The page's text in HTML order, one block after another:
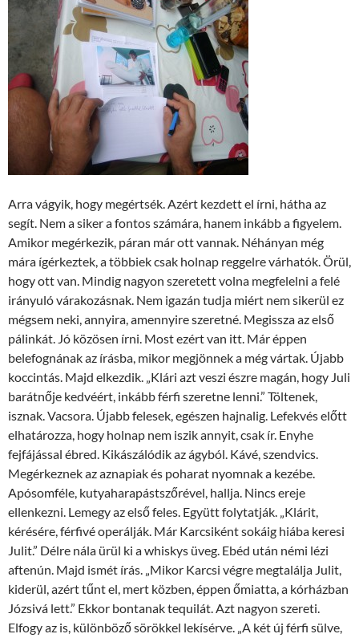
Arra vágyik, hogy megértsék. Azért kezdett el írni, hátha az
segít. Nem a siker a fontos számára, hanem inkább a figyelem.
Amikor megérkezik, páran már ott vannak. Néhányan még
mára ígérkeztek, a többiek csak holnap reggelre várhatók. Örül,
hogy ott van. Mindig nagyon szeretett volna megfelelni a felé
irányuló várakozásnak. Nem igazán tudja miért nem sikerül ez
mégsem neki, annyira, amennyire szeretné. Megissza az első
pálinkát. Jó közösen írni. Most ezért van itt. Már éppen
belefognának az írásba, mikor megjönnek a még vártak. Újabb
koccintás. Majd elkezdik. „Klári azt veszi észre magán, hogy Juli
barátnője kedvéért, inkább férfi szeretne lenni.” Töltenek,
isznak. Vacsora. Újabb felesek, egészen hajnalig. Lefekvés előtt
elhatározza, hogy holnap nem iszik annyit, csak ír. Enyhe
fejfájással ébred. Kikászálódik az ágyból. Kávé, szendvics.
Megérkeznek az aznapiak és poharat nyomnak a kezébe.
Apósomféle, kutyaharapástszőrével, hallja. Nincs ereje
ellenkezni. Lemegy az első feles. Együtt folytatják. „Klárit,
kérésére, férfivé operálják. Már Karcsiként sokáig hiába keresi
Julit.” Délre nála ürül ki a whiskys üveg. Ebéd után némi lézi
aftenún. Majd ismét írás. „Mikor Karcsi végre megtalálja Julit,
kiderül, azért tűnt el, mert közben, éppen őmiatta, a kórházban
Józsivá lett.” Ekkor bontanak tequilát. Azt nagyon szereti.
Elfogy az is, különböző sörökkel lekísérve. „A két új férfi sülve,